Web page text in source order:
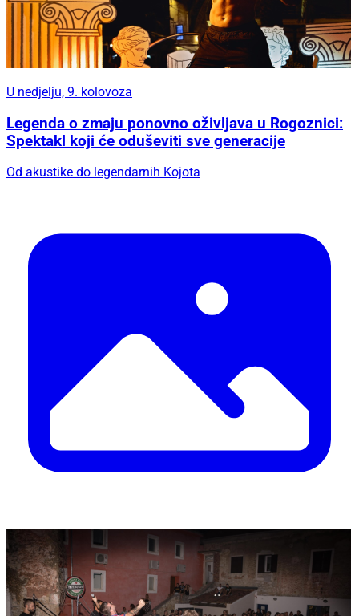
U nedjelju, 9. kolovoza
Legenda o zmaju ponovno oživljava u Rogoznici:
Spektakl koji će oduševiti sve generacije
Od akustike do legendarnih Kojota